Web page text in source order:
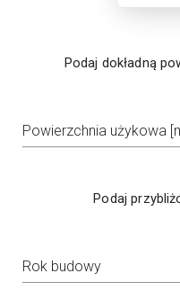
Podaj dokładną
Powierzchnia użykowa
Podaj
Rok budowy